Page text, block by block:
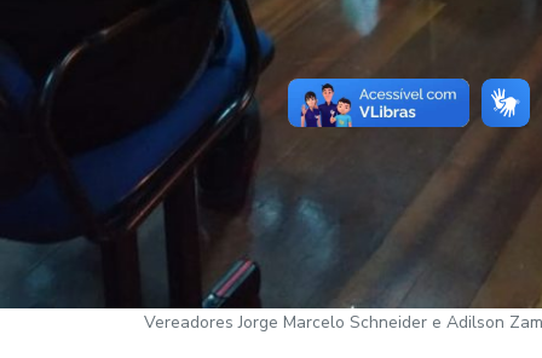
Vereadores Jorge Marcelo Schneider e Adilson